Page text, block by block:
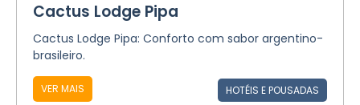
Cactus Lodge Pipa
Cactus Lodge Pipa: Conforto com sabor argentino-
brasileiro.
VER MAIS HOTÉIS E POUSADAS